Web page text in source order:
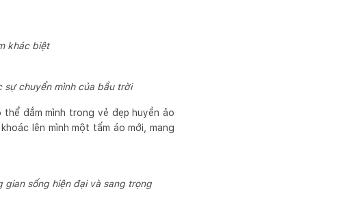
khác biệt
chuyển mình của bầu trời
đắm mình trong vẻ đẹp huyền ảo
lên mình một tấm áo mới, mang
sống hiện đại và sang trọng